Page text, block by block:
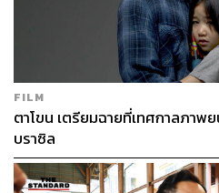
FILM
ตาโขน เตรียมฉายที่เทศกาลภาพ
บราซิล